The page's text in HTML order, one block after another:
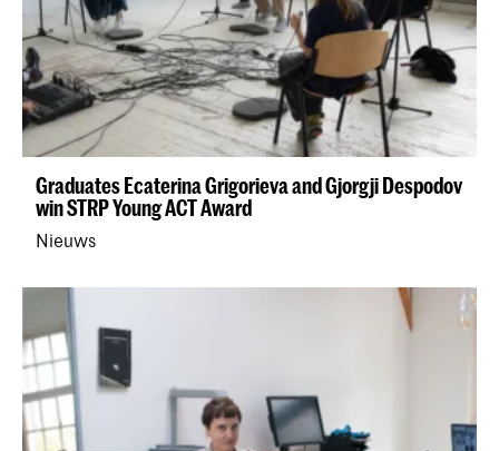
Graduates Ecaterina Grigorieva and Gjorgji Despodov
win STRP Young ACT Award
Nieuws